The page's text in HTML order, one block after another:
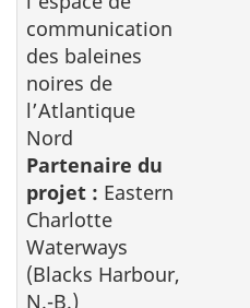
communication
des baleines
noires de
l’Atlantique
Nord
Partenaire du
projet : Eastern
Charlotte
Waterways
(Blacks Harbour,
N.-B.)